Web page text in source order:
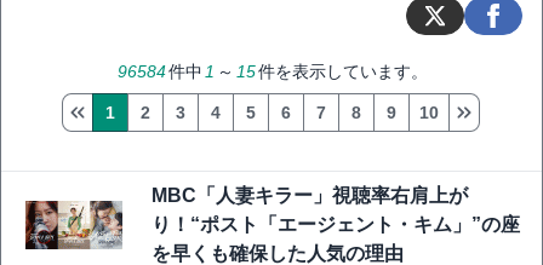
96584件中 1 ～ 15件を表示しています。
1 2 3 4 5 6 7 8 9 10
MBC「人妻キラー」視聴率右肩上が
り！“ポスト「エージェント・キム」”の座
を早くも確保した人気の理由